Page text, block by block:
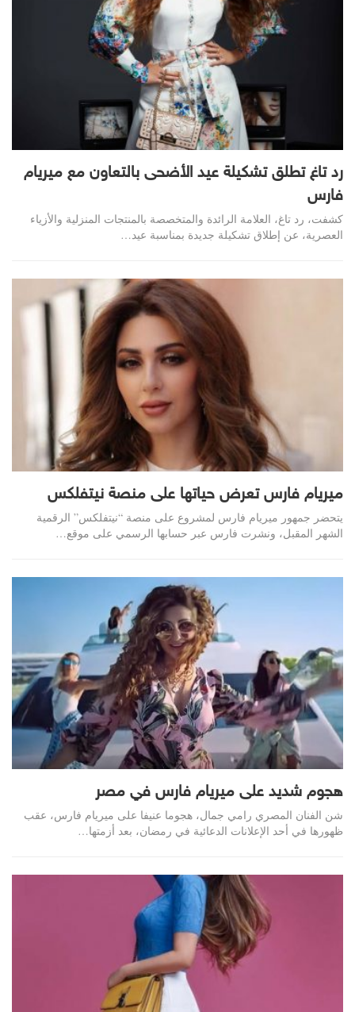
رد تاغ تطلق تشكيلة عيد الأضحى بالتعاون مع ميريام
فارس
كشفت، رد تاغ، العلامة الرائدة والمتخصصة بالمنتجات المنزلية والأزياء
العصرية، عن إطلاق تشكيلة جديدة بمناسبة عيد…
ميريام فارس تعرض حياتها على منصة نيتفلكس
يتحضر جمهور ميريام فارس لمشروع على منصة “نيتفلكس” الرقمية
الشهر المقبل، ونشرت فارس عبر حسابها الرسمي على موقع…
هجوم شديد على ميريام فارس في مصر
شن الفنان المصري رامي جمال، هجوما عنيفا على ميريام فارس، عقب
ظهورها في أحد الإعلانات الدعائية في رمضان، بعد أزمتها…